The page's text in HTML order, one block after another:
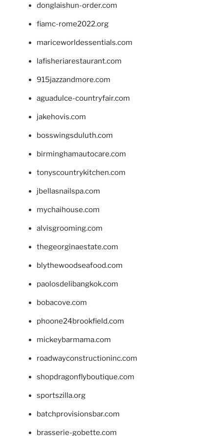
donglaishun-order.com
fiamc-rome2022.org
mariceworldessentials.com
lafisheriarestaurant.com
915jazzandmore.com
aguadulce-countryfair.com
jakehovis.com
bosswingsduluth.com
birminghamautocare.com
tonyscountrykitchen.com
jbellasnailspa.com
mychaihouse.com
alvisgrooming.com
thegeorginaestate.com
blythewoodseafood.com
paolosdelibangkok.com
bobacove.com
phoone24brookfield.com
mickeybarmama.com
roadwayconstructioninc.com
shopdragonflyboutique.com
sportszilla.org
batchprovisionsbar.com
brasserie-gobette.com